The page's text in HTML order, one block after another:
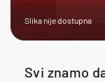
Slika nije dostupna
Svi znamo